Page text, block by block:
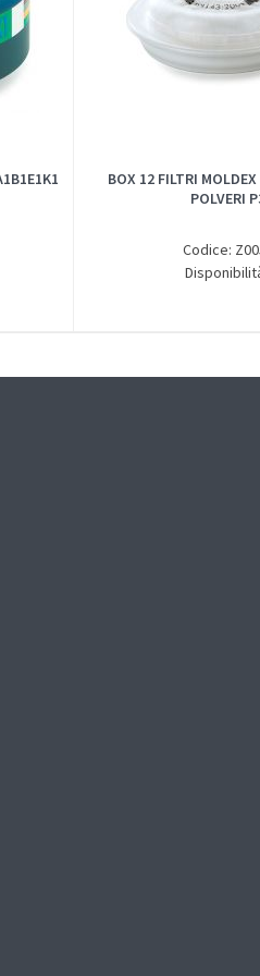
BOX 12 FILTRI MOLDEX
POLVERI
Codice: